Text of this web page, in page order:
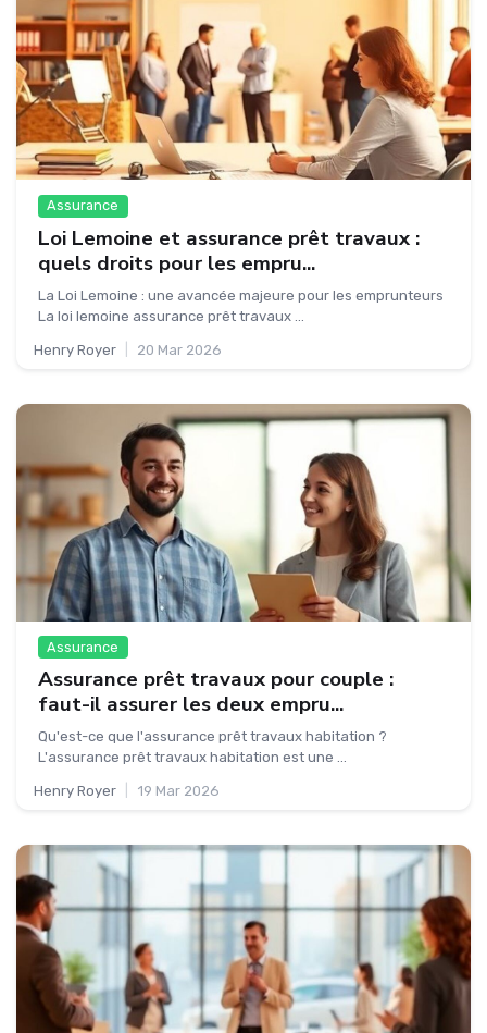
Assurance
Loi Lemoine et assurance prêt travaux :
quels droits pour les empru...
La Loi Lemoine : une avancée majeure pour les emprunteurs
La loi lemoine assurance prêt travaux ...
Henry Royer 20 Mar 2026
Assurance
Assurance prêt travaux pour couple :
faut-il assurer les deux empru...
Qu'est-ce que l'assurance prêt travaux habitation ?
L'assurance prêt travaux habitation est une ...
Henry Royer 19 Mar 2026